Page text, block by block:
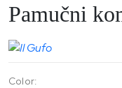
Pamučni
Color: